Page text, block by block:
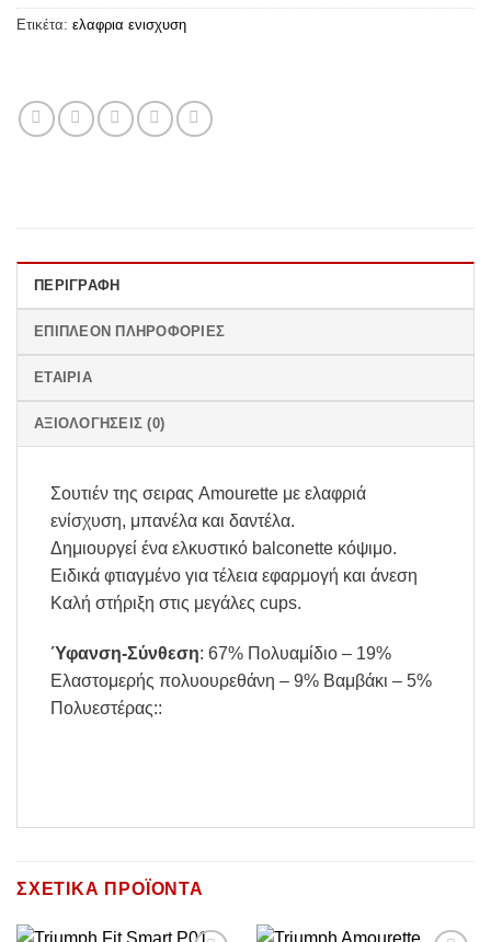
Ετικέτα: ελαφρια ενισχυση
ΠΕΡΙΓΡΑΦΉ
ΕΠΙΠΛΈΟΝ ΠΛΗΡΟΦΟΡΊΕΣ
ΕΤΑΙΡΊΑ
ΑΞΙΟΛΟΓΉΣΕΙΣ (0)
Σουτιέν της σειρας Amourette με ελαφριά
ενίσχυση, μπανέλα και δαντέλα.
Δημιουργεί ένα ελκυστικό balconette κόψιμο.
Ειδικά φτιαγμένο για τέλεια εφαρμογή και άνεση
Καλή στήριξη στις μεγάλες cups.
Ύφανση-Σύνθεση: 67% Πολυαμίδιο – 19%
Ελαστομερής πολυουρεθάνη – 9% Βαμβάκι – 5%
Πολυεστέρας::
ΣΧΕΤΙΚΆ ΠΡΟΪΌΝΤΑ